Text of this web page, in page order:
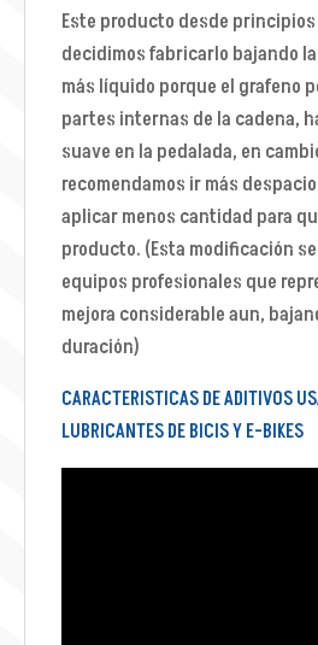
Este producto desde principios
decidimos fabricarlo bajando
más líquido porque el grafeno
partes internas de la cadena,
suave en la pedalada, en
recomendamos ir más
aplicar menos cantidad para
producto. (Esta modificación
equipos profesionales que
mejora considerable aun,
duración)
CARACTERISTICAS DE ADITIVOS
LUBRICANTES DE BICIS Y E-BIKES